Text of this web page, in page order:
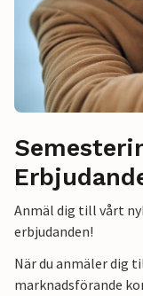
Anmäl dig till vårt
erbjudanden!
När du anmäler dig
marknadsförande